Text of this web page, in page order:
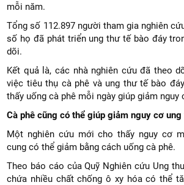
mỗi năm.
Tổng số 112.897 người tham gia nghiên
số họ đã phát triển ung thư tế bào đáy
dõi.
Kết quả là, các nhà nghiên cứu đã theo
việc tiêu thụ cà phê và ung thư tế bào
thấy uống cà phê mỗi ngày giúp giảm nguy
Cà phê cũng có thể giúp giảm nguy cơ
Một nghiên cứu mới cho thấy nguy cơ
cung có thể giảm bằng cách uống cà phê.
Theo báo cáo của Quỹ Nghiên cứu Ung
chứa nhiều chất chống ô xy hóa có thể